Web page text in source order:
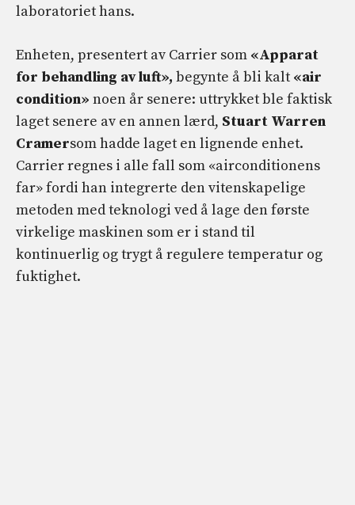
laboratoriet hans.
Enheten, presentert av Carrier som «Apparat
for behandling av luft», begynte å bli kalt «air
condition» noen år senere: uttrykket ble faktisk
laget senere av en annen lærd, Stuart Warren
Cramersom hadde laget en lignende enhet.
Carrier regnes i alle fall som «airconditionens
far» fordi han integrerte den vitenskapelige
metoden med teknologi ved å lage den første
virkelige maskinen som er i stand til
kontinuerlig og trygt å regulere temperatur og
fuktighet.